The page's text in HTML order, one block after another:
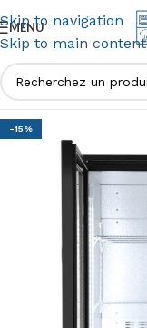
Skip to navigation
Skip to main content
MENU
-15%